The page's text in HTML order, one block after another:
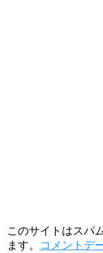
このサイトはスパ
ます。
コメントデ